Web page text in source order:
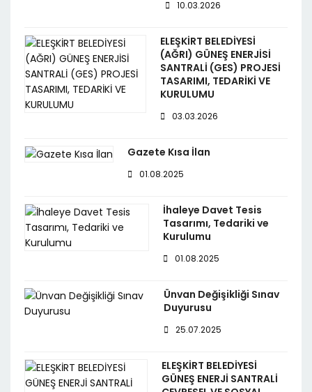
10.03.2026
ELEŞKİRT BELEDİYESİ
(AĞRI) GÜNEŞ ENERJİSİ
SANTRALİ (GES) PROJESİ
TASARIMI, TEDARİKİ VE
KURULUMU
03.03.2026
Gazete Kısa İlan
01.08.2025
İhaleye Davet Tesis
Tasarımı, Tedariki ve
Kurulumu
01.08.2025
Ünvan Değişikliği Sınav
Duyurusu
25.07.2025
ELEŞKİRT BELEDİYESİ
GÜNEŞ ENERJİ SANTRALİ